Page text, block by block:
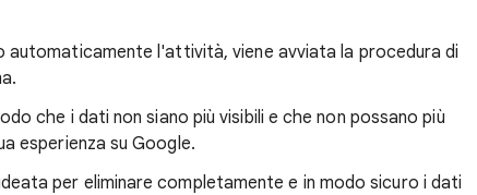
automaticamente l'attività, viene avviata la procedura di
che i dati non siano più visibili e che non possano più
esperienza su Google.
per eliminare completamente e in modo sicuro i dati